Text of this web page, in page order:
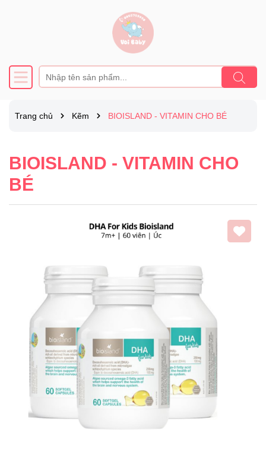
Trang chủ Kẽm BIOISLAND - VITAMIN CHO BÉ
BIOISLAND - VITAMIN CHO
BÉ